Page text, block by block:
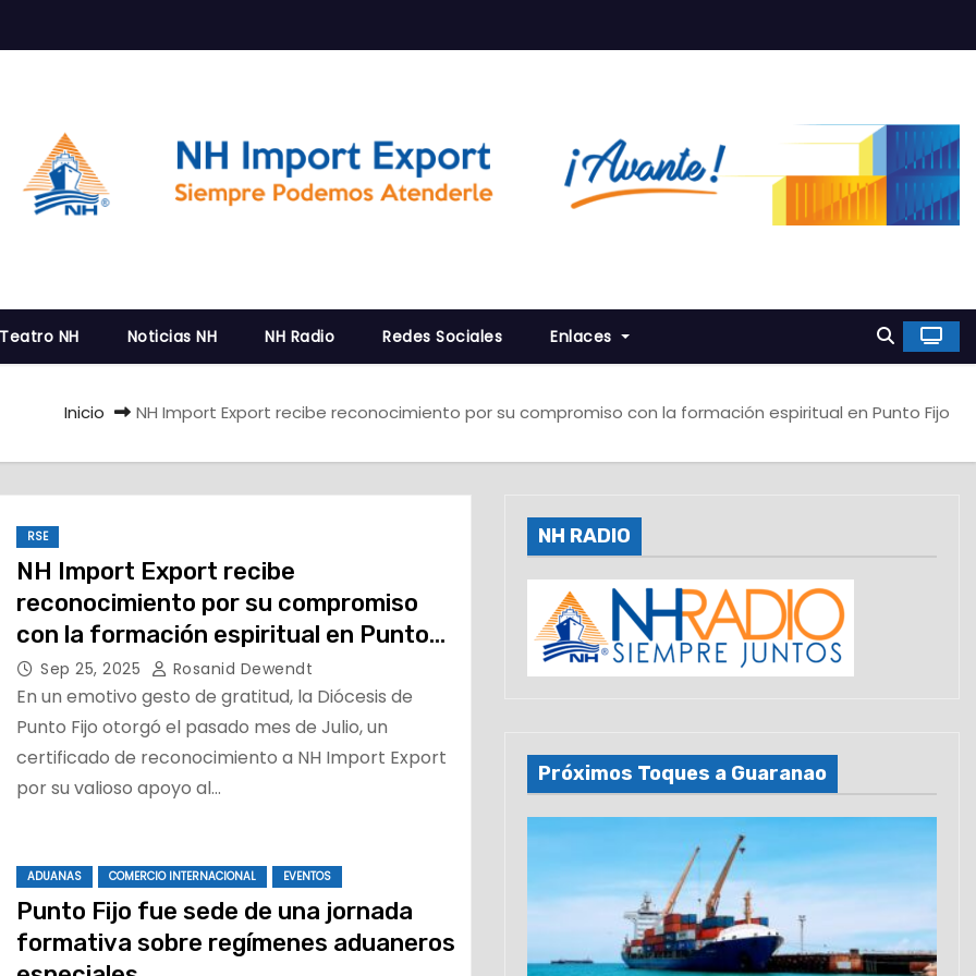
NH Noticias NH NH Radio Redes Sociales Enlaces
Inicio NH Import Export recibe reconocimiento por su compromiso con la formación espiritual en Punto Fijo
RSE
NH Import Export recibe
reconocimiento por su compromiso
con la formación espiritual en Punto
FijoSep 25, 2025 Rosanid Dewendt
En un emotivo gesto de gratitud, la Diócesis de
Punto Fijo otorgó el pasado mes de Julio, un
certificado de reconocimiento a NH Import Export
por su valioso apoyo al…
ADUANAS COMERCIO INTERNACIONAL EVENTOS
Punto Fijo fue sede de una jornada
formativa sobre regímenes aduaneros
NH RADIO
Próximos Toques a Guaranao